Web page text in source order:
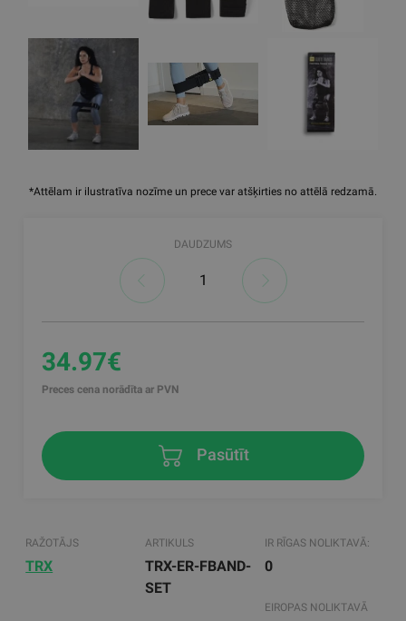
*Attēlam ir ilustratīva nozīme un prece var atšķirties no attēlā redzamā.
DAUDZUMS
34.97€
Preces cena norādīta ar PVN
Pasūtīt
RAŽOTĀJS
TRX
ARTIKULS
TRX-ER-FBAND-
SET
IR RĪGAS NOLIKTAVĀ:
0
EIROPAS NOLIKTAVĀ